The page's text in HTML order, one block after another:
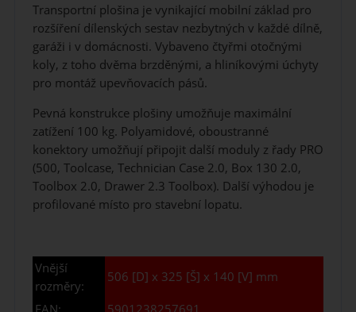
Transportní plošina je vynikající mobilní základ pro
rozšíření dílenských sestav nezbytných v každé dílně,
garáži i v domácnosti. Vybaveno čtyřmi otočnými
koly, z toho dvěma brzděnými, a hliníkovými úchyty
pro montáž upevňovacích pásů.
Pevná konstrukce plošiny umožňuje maximální
zatížení 100 kg. Polyamidové, oboustranné
konektory umožňují připojit další moduly z řady PRO
(500, Toolcase, Technician Case 2.0, Box 130 2.0,
Toolbox 2.0, Drawer 2.3 Toolbox). Další výhodou je
profilované místo pro stavební lopatu.
Vnější
rozměry:
506 [D] x 325 [Š] x 140 [V] mm